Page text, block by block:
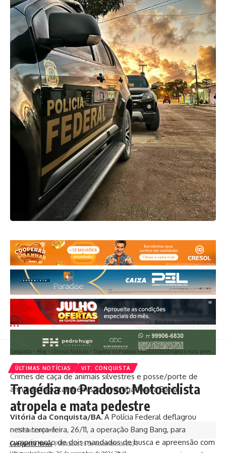
Crimes de caça de animais silvestres e posse/porte de
arma de fogo também são investigados na Bahia
Vitória da Conquista/BA.A Polícia Federal deflagrou
nesta terça-feira, 26/11, a operação Bang Bang, para
cumprimento de dois mandados de busca e apreensão com
Nenhum comentário
Conquista > Blog > Últimas Notícias > Tragédia no Pradoso: Motociclista atropela e mata pedestre
ÚLTIMAS NOTÍCIAS VIT. CONQUISTA
Tragédia no Pradoso: Motociclista
atropela e mata pedestre
Conquista News Publicados 26 de novembro de 2024
1 leitura mínima